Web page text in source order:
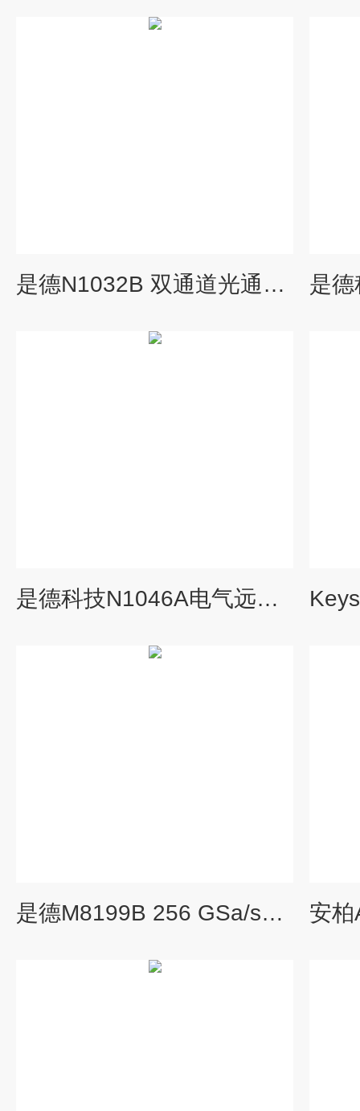
是德N1032B 双通道光通信模块示波器模块
是德科技N1046A电气远程示波器采样探头模块
是德M8199B 256 GSa/s任意波形发生器